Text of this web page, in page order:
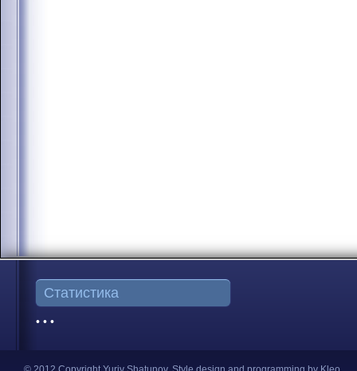
Статистика
• • •